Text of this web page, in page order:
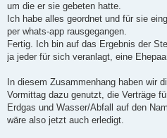
um die er sie gebeten hatte.
Ich habe alles geordnet und für sie
per whats-app rausgegangen.
Fertig. Ich bin auf das Ergebnis der
ja jeder für sich veranlagt, eine
In diesem Zusammenhang haben wir
Vormittag dazu genutzt, die Verträge
Erdgas und Wasser/Abfall auf den
wäre also jetzt auch erledigt.